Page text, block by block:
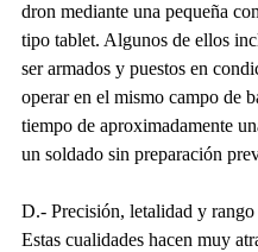
dron mediante una pequeña
tipo tablet. Algunos de ellos
ser armados y puestos en
operar en el mismo campo de
tiempo de aproximadamente
un soldado sin preparación
D.- Precisión, letalidad y rango
Estas cualidades hacen muy